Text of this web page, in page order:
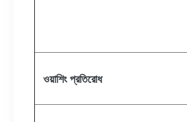
ওয়াশিং প্রতিরোধ